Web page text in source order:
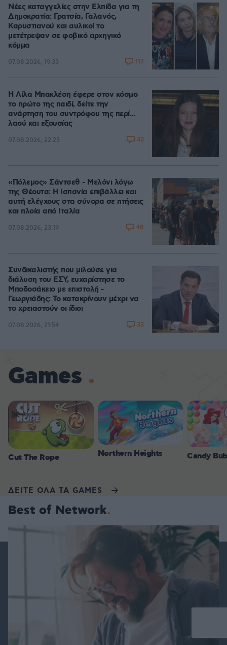
Νέες καταγγελίες στην Ελπίδα για τη
Δημοκρατία: Γρατσία, Γαλανός,
Καρυστιανού και αυλικοί το
μετέτρεψαν σε φοβικό αρχηγικό
κόμμα
07.08.2026, 19:33 112
Η Λίλα Μπακλέση έφερε στον κόσμο
το πρώτο της παιδί, δείτε την
ανάρτηση του συντρόφου της περί...
λαού και εξουσίας
07.08.2026, 22:23 43
«Πόλεμος» Σάντσεθ - Μελόνι λόγω
της Θέουτα: Η Ισπανία επιβάλλει και
αυτή ελέγχους στα σύνορα σε πτήσεις
και πλοία από Ιταλία
07.08.2026, 23:19 48
Συνδικαλιστής που μιλούσε για
διάλυση του ΕΣΥ, ευχαρίστησε το
Μποδοσάκειο με επιστολή -
Γεωργιάδης: Το κατακρίνουν μέχρι να
το χρειαστούν οι ίδιοι
07.08.2026, 21:54 33
Games
Cut The Rope Northern Heights Candy
ΔΕΙΤΕ ΟΛΑ ΤΑ GAMES
Best of Network